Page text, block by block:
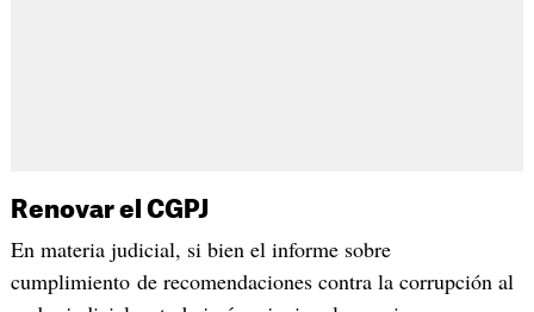
Renovar el CGPJ
En materia judicial, si bien el informe sobre
cumplimiento de recomendaciones contra la corrupción al